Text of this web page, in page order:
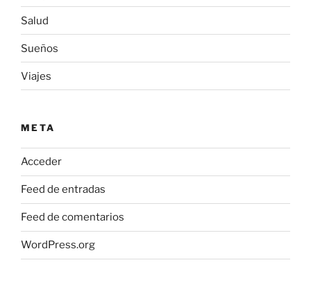
Salud
Sueños
Viajes
META
Acceder
Feed de entradas
Feed de comentarios
WordPress.org